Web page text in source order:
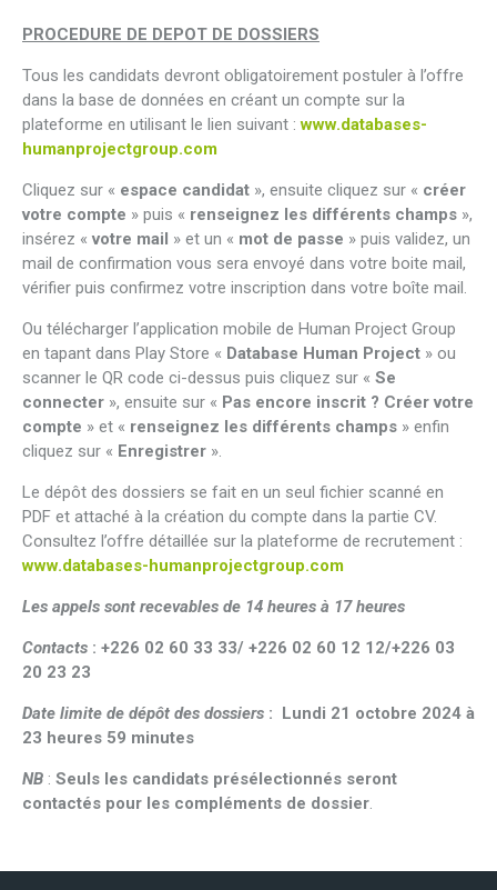
PROCEDURE DE DEPOT DE DOSSIERS
Tous les candidats devront obligatoirement postuler à l’offre
dans la base de données en créant un compte sur la
plateforme en utilisant le lien suivant :www.databases-
humanprojectgroup.com
Cliquez sur « espace candidat », ensuite cliquez sur « créer
votre compte » puis « renseignez les différents champs »,
insérez « votre mail » et un « mot de passe » puis validez, un
mail de confirmation vous sera envoyé dans votre boite mail,
vérifier puis confirmez votre inscription dans votre boîte mail.
Ou télécharger l’application mobile de Human Project Group
en tapant dans Play Store « Database Human Project » ou
scanner le QR code ci-dessus puis cliquez sur « Se
connecter », ensuite sur « Pas encore inscrit ? Créer votre
compte » et « renseignez les différents champs » enfin
cliquez sur « Enregistrer ».
Le dépôt des dossiers se fait en un seul fichier scanné en
PDF et attaché à la création du compte dans la partie CV.
Consultez l’offre détaillée sur la plateforme de recrutement :
www.databases-humanprojectgroup.com
Les appels sont recevables de 14 heures à 17 heures
Contacts : +226 02 60 33 33/ +226 02 60 12 12/+226 03
20 23 23
Date limite de dépôt des dossiers : Lundi 21 octobre 2024 à
23 heures 59 minutes
NB : Seuls les candidats présélectionnés seront
contactés pour les compléments de dossier.